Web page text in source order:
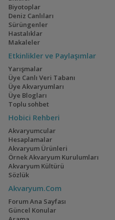
Mavi Melek Karides
Cyrtocara Moorii
Biyotoplar
Deniz Canlıları
Sürüngenler
Hastalıklar
Makaleler
Etkinlikler ve Paylaşımlar
Yarışmalar
Üye Canlı Veri Tabanı
Üye Akvaryumları
Üye Blogları
Toplu sohbet
Hobici Rehberi
Akvaryumcular
Hesaplamalar
Akvaryum Ürünleri
Örnek Akvaryum Kurulumları
Akvaryum Kültürü
Sözlük
Akvaryum.Com
Forum Ana Sayfası
Güncel Konular